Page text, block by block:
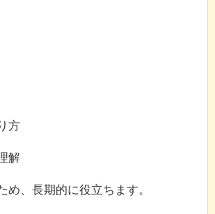
方
解
め、長期的に役立ちます。